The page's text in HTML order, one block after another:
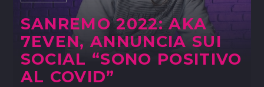
SANREMO 2022: AKA
7EVEN, ANNUNCIA SUI
SOCIAL “SONO POSITIVO
AL COVID”